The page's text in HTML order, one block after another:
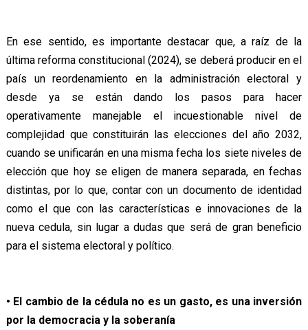
En ese sentido, es importante destacar que, a raíz de la
última reforma constitucional (2024), se deberá producir en el
país un reordenamiento en la administración electoral y
desde ya se están dando los pasos para hacer
operativamente manejable el incuestionable nivel de
complejidad que constituirán las elecciones del año 2032,
cuando se unificarán en una misma fecha los siete niveles de
elección que hoy se eligen de manera separada, en fechas
distintas, por lo que, contar con un documento de identidad
como el que con las características e innovaciones de la
nueva cedula, sin lugar a dudas que será de gran beneficio
para el sistema electoral y político.
• El cambio de la cédula no es un gasto, es una inversión
por la democracia y la soberanía